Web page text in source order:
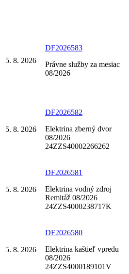
5. 8. 2026
DF2026583
Právne služby za mesiac
08/2026
5. 8. 2026
DF2026582
Elektrina zberný dvor
08/2026
24ZZS40002266262
5. 8. 2026
DF2026581
Elektrina vodný zdroj
Remitáž 08/2026
24ZZS4000238717K
5. 8. 2026
DF2026580
Elektrina kaštieľ vpredu
08/2026
24ZZS4000189101V